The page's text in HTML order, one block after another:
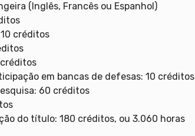
(Inglês, Francês ou Espanhol)
créditos
em bancas de defesas: 10 créditos
60 créditos
do título: 180 créditos, ou 3.060 horas